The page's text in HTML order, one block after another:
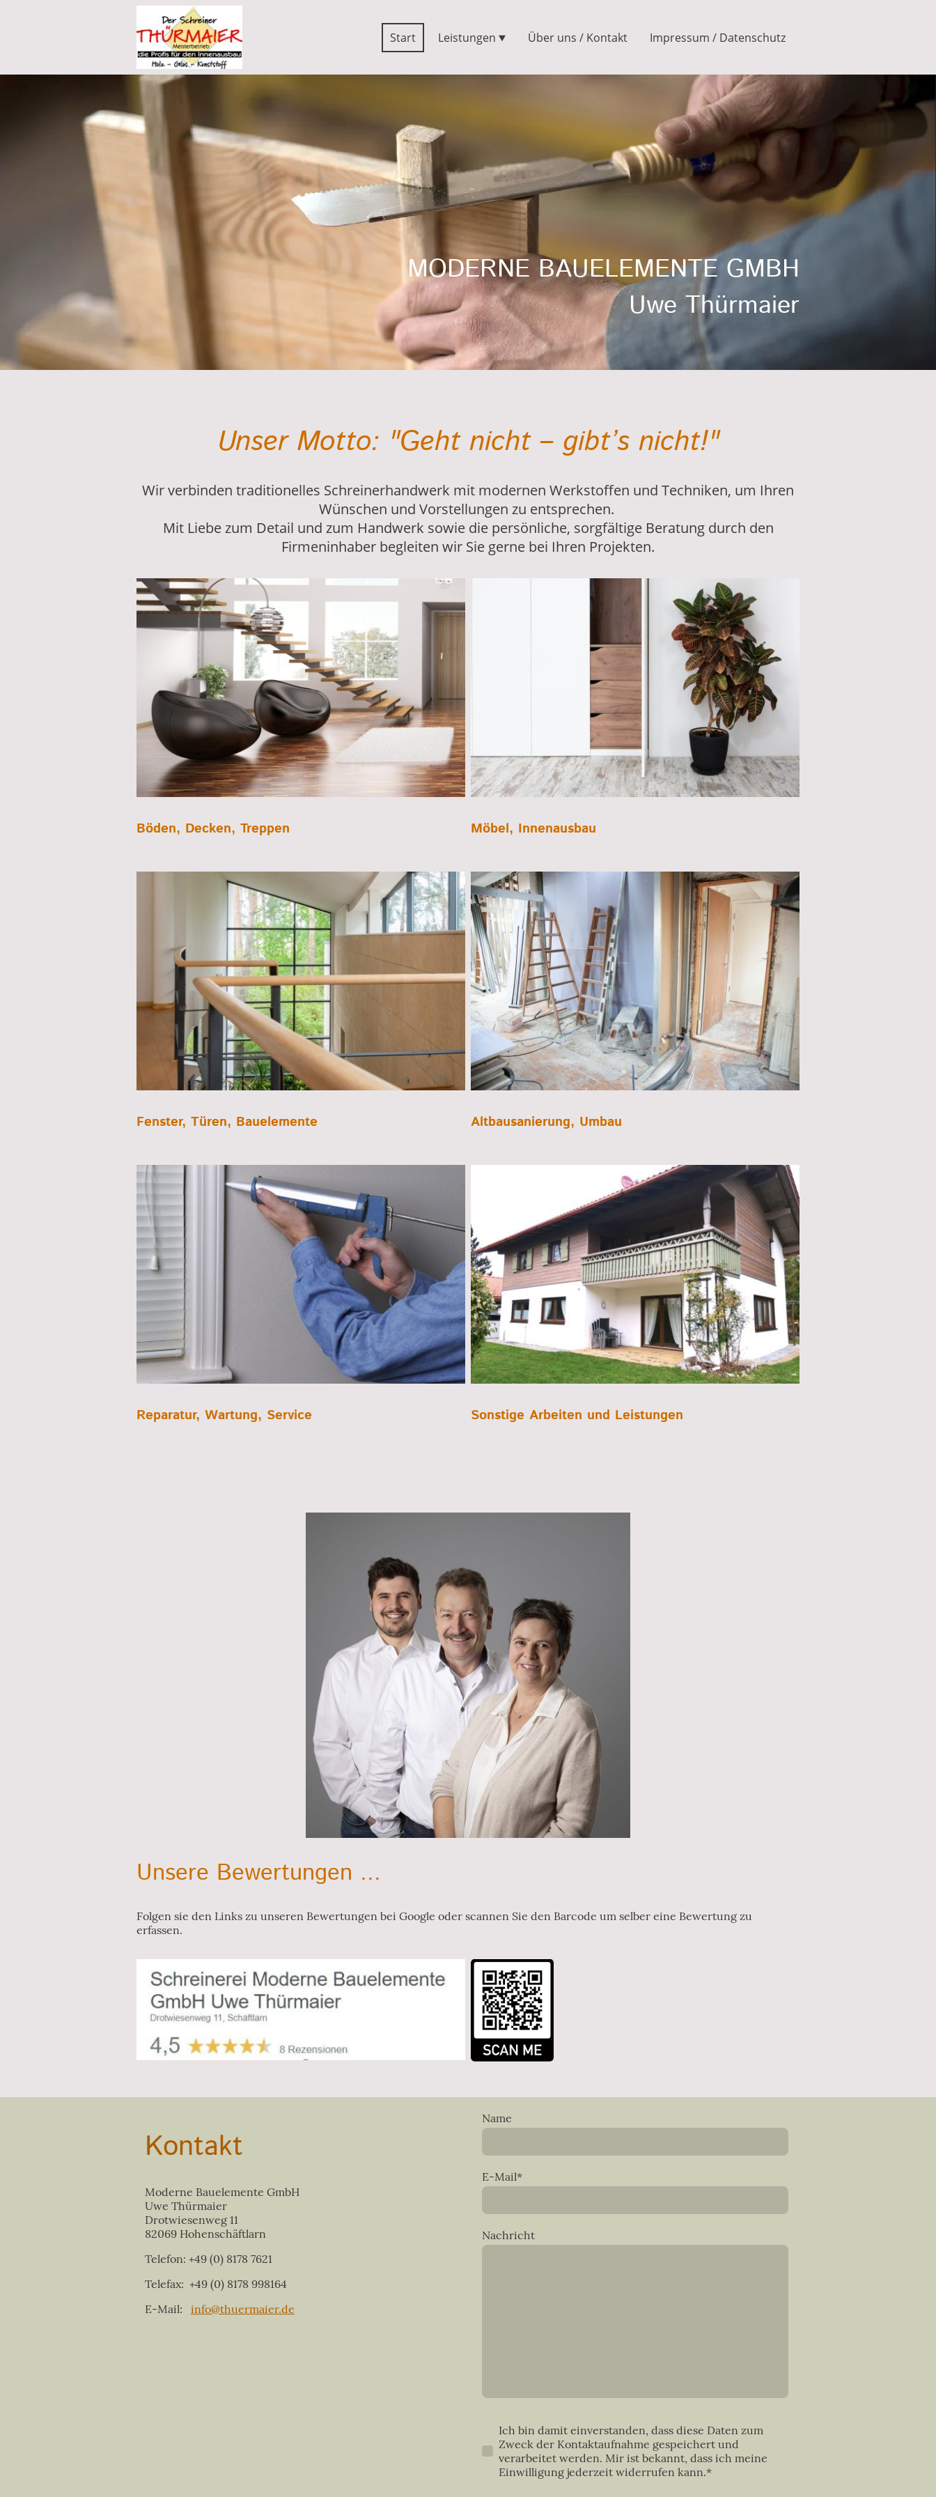
Start Leistungen Über uns / Kontakt Impressum / Datenschutz
MODERNE BAUELEMENTE GMBH
Uwe Thürmaier
Unser Motto: "Geht nicht – gibt’s nicht!"
Wir verbinden traditionelles Schreinerhandwerk mit modernen Werkstoffen und Techniken, um Ihren
Wünschen und Vorstellungen zu entsprechen.
Mit Liebe zum Detail und zum Handwerk sowie die persönliche, sorgfältige Beratung durch den
Firmeninhaber begleiten wir Sie gerne bei Ihren Projekten.
Böden, Decken, Treppen Möbel, Innenausbau
Fenster, Türen, Bauelemente Altbausanierung, Umbau
Reparatur, Wartung, Service Sonstige Arbeiten und Leistungen
Unsere Bewertungen ...
Folgen sie den Links zu unseren Bewertungen bei Google oder scannen Sie den Barcode um selber eine Bewertung zu
erfassen.
Kontakt
Moderne Bauelemente GmbH
Uwe Thürmaier
Drotwiesenweg 11
82069 Hohenschäftlarn
Telefon: +49 (0) 8178 7621
Telefax: +49 (0) 8178 998164
E-Mail: info@thuermaier.de
Name
E-Mail*
Nachricht
Ich bin damit einverstanden, dass diese Daten zum
Zweck der Kontaktaufnahme gespeichert und
verarbeitet werden. Mir ist bekannt, dass ich meine
Einwilligung jederzeit widerrufen kann.*